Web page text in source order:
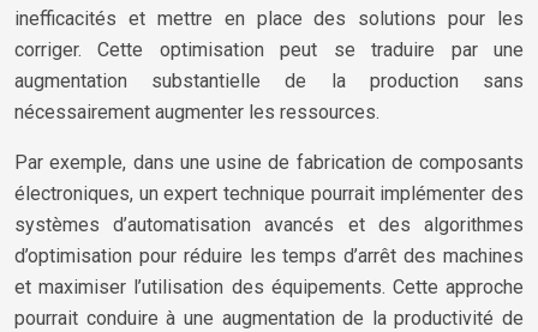
inefficacités et mettre en place des solutions pour les
corriger. Cette optimisation peut se traduire par une
augmentation substantielle de la production sans
nécessairement augmenter les ressources.
Par exemple, dans une usine de fabrication de composants
électroniques, un expert technique pourrait implémenter des
systèmes d’automatisation avancés et des algorithmes
d’optimisation pour réduire les temps d’arrêt des machines
et maximiser l’utilisation des équipements. Cette approche
pourrait conduire à une augmentation de la productivité de